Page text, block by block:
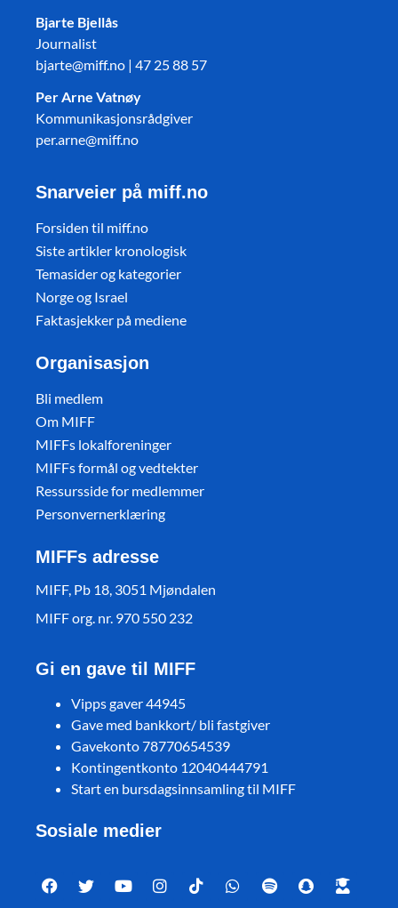
Bjarte Bjellås
Journalist
bjarte@miff.no | 47 25 88 57
Per Arne Vatnøy
Kommunikasjonsrådgiver
per.arne@miff.no
Snarveier på miff.no
Forsiden til miff.no
Siste artikler kronologisk
Temasider og kategorier
Norge og Israel
Faktasjekker på mediene
Organisasjon
Bli medlem
Om MIFF
MIFFs lokalforeninger
MIFFs formål og vedtekter
Ressursside for medlemmer
Personvernerklæring
MIFFs adresse
MIFF, Pb 18, 3051 Mjøndalen
MIFF org. nr. 970 550 232
Gi en gave til MIFF
Vipps gaver 44945
Gave med bankkort/ bli fastgiver
Gavekonto 78770654539
Kontingentkonto 12040444791
Start en bursdagsinnsamling til MIFF
Sosiale medier